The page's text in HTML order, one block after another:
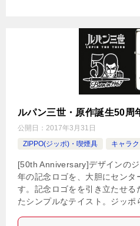
ルパン三世・原作誕生50周
公開日： 2017年3月31日
ZIPPO(ジッポ)・喫煙具
キャラ
[50th Anniversary]デザインの
年の記念ロゴを、大胆にセンタ
す。記念ロゴをを引き立たせる
たシンプルなテイスト。ジッ